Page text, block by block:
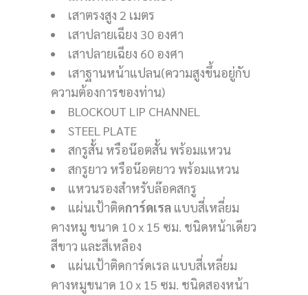
เสาตรงสูง 2 เมตร
เสาปลายเฉียง 30 องศา
เสาปลายเฉียง 60 องศา
เสาฐานหน้าแปลน(ความสูงขึ้นอยู่กับ
ความต้องการของท่าน)
BLOCKOUT LIP CHANNEL
STEEL PLATE
สกรูสั้น หรือน๊อตสั้น พร้อมแหวน
สกรูยาว หรือน๊อตยาว พร้อมแหวน
แหวนรองสำหรับล๊อคสกรู
แผ่นเป้าติดการ์ดเรล แบบสี่เหลี่ยม
คางหมู ขนาด 10 x 15 ซม. ชนิดหน้าเดียว
สีขาว และสีเหลือง
แผ่นเป้าติดการ์ดเรล แบบสี่เหลี่ยม
คางหมูขนาด 10 x 15 ซม. ชนิดสองหน้า